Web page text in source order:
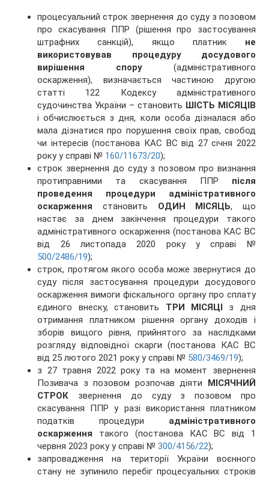
процесуальний строк звернення до суду з позовом
про скасування ППР (рішення про застосування
штрафних санкцій), якщо платник не
використовував процедуру досудового
вирішення спору (адміністративного
оскарження), визначається частиною другою
статті 122 Кодексу адміністративного
судочинства України – становить ШІСТЬ МІСЯЦІВ
і обчислюється з дня, коли особа дізналася або
мала дізнатися про порушення своїх прав, свобод
чи інтересів (постанова КАС ВС від 27 січня 2022
року у справі № 160/11673/20);
строк звернення до суду з позовом про визнання
протиправними та скасування ППР після
проведення процедури адміністративного
оскарження становить ОДИН МІСЯЦЬ, що
настає за днем закінчення процедури такого
адміністративного оскарження (постанова КАС ВС
від 26 листопада 2020 року у справі №
500/2486/19);
строк, протягом якого особа може звернутися до
суду після застосування процедури досудового
оскарження вимоги фіскального органу про сплату
єдиного внеску, становить ТРИ МІСЯЦІ з дня
отримання платником рішення органу доходів і
зборів вищого рівня, прийнятого за наслідками
розгляду відповідної скарги (постанова КАС ВС
від 25 лютого 2021 року у справі № 580/3469/19);
з 27 травня 2022 року та на момент звернення
Позивача з позовом розпочав діяти МІСЯЧНИЙ
СТРОК звернення до суду з позовом про
скасування ППР у разі використання платником
податків процедури адміністративного
оскарження такого (постанова КАС ВС від 1
червня 2023 року у справі №300/4156/22);
запровадження на території України воєнного
стану не зупинило перебіг процесуальних строків